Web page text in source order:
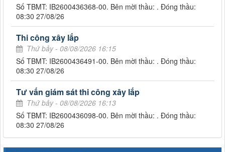
Số TBMT: IB2600436368-00. Bên mời thầu: . Đóng thầu:
08:30 27/08/26
Thi công xây lắp
Thứ bảy - 08/08/2026 16:15
Số TBMT: IB2600436491-00. Bên mời thầu: . Đóng thầu:
08:30 27/08/26
Tư vấn giám sát thi công xây lắp
Thứ bảy - 08/08/2026 16:13
Số TBMT: IB2600436098-00. Bên mời thầu: . Đóng thầu:
08:30 27/08/26